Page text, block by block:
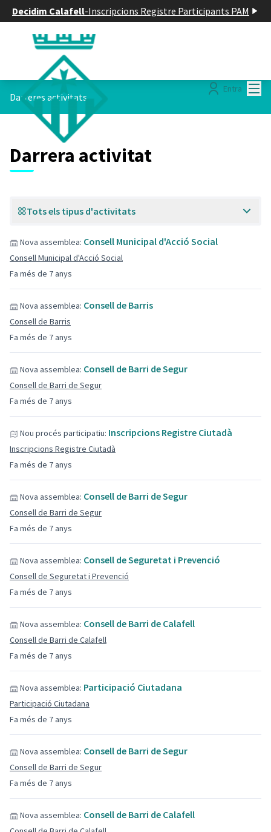
Decidim Calafell-Inscripcions Registre Participants PAM
Entra
Darreres activitats
Darrera activitat
Tots els tipus d'activitats
Fa més de 7 anys
Nova assemblea: Consell Municipal d'Acció Social
Consell Municipal d'Acció Social
Fa més de 7 anys
Nova assemblea: Consell de Barris
Consell de Barris
Fa més de 7 anys
Nova assemblea: Consell de Barri de Segur
Consell de Barri de Segur
Fa més de 7 anys
Nou procés participatiu: Inscripcions Registre Ciutadà
Inscripcions Registre Ciutadà
Fa més de 7 anys
Nova assemblea: Consell de Barri de Segur
Consell de Barri de Segur
Fa més de 7 anys
Nova assemblea: Consell de Seguretat i Prevenció
Consell de Seguretat i Prevenció
Fa més de 7 anys
Nova assemblea: Consell de Barri de Calafell
Consell de Barri de Calafell
Fa més de 7 anys
Nova assemblea: Participació Ciutadana
Participació Ciutadana
Fa més de 7 anys
Nova assemblea: Consell de Barri de Segur
Consell de Barri de Segur
Nova assemblea: Consell de Barri de Calafell